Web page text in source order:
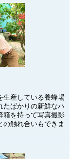
生産している養蜂場
たばかりの新鮮なハ
箱を持って写真撮影
の触れ合いもできま